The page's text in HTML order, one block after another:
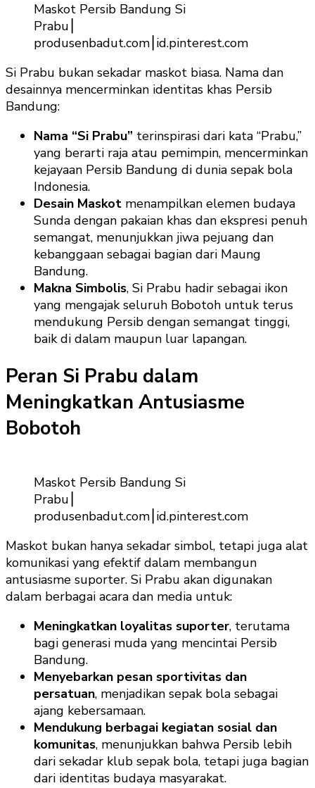
Maskot Persib Bandung Si
Prabu⎮
produsenbadut.com⎮id.pinterest.com
Si Prabu bukan sekadar maskot biasa. Nama dan
desainnya mencerminkan identitas khas Persib
Bandung:
Nama “Si Prabu” terinspirasi dari kata “Prabu,”
yang berarti raja atau pemimpin, mencerminkan
kejayaan Persib Bandung di dunia sepak bola
Indonesia.
Desain Maskot menampilkan elemen budaya
Sunda dengan pakaian khas dan ekspresi penuh
semangat, menunjukkan jiwa pejuang dan
kebanggaan sebagai bagian dari Maung
Bandung.
Makna Simbolis, Si Prabu hadir sebagai ikon
yang mengajak seluruh Bobotoh untuk terus
mendukung Persib dengan semangat tinggi,
baik di dalam maupun luar lapangan.
Peran Si Prabu dalam
Meningkatkan Antusiasme
Bobotoh
Maskot Persib Bandung Si
Prabu⎮
produsenbadut.com⎮id.pinterest.com
Maskot bukan hanya sekadar simbol, tetapi juga alat
komunikasi yang efektif dalam membangun
antusiasme suporter. Si Prabu akan digunakan
dalam berbagai acara dan media untuk:
Meningkatkan loyalitas suporter, terutama
bagi generasi muda yang mencintai Persib
Bandung.
Menyebarkan pesan sportivitas dan
persatuan, menjadikan sepak bola sebagai
ajang kebersamaan.
Mendukung berbagai kegiatan sosial dan
komunitas, menunjukkan bahwa Persib lebih
dari sekadar klub sepak bola, tetapi juga bagian
dari identitas budaya masyarakat.